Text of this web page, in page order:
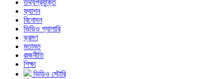
তথ্যপ্রযুক্তি
ফ্যাশন
বিনোদন
ভিডিও গ্যালারি
ভ্রমণ
মতামত
রাজনীতি
শিক্ষা
ভিডিও স্টোরি